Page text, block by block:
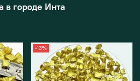
в городе Инта
-13%